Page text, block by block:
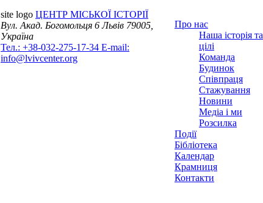
site logo ЦЕНТР МІСЬКОЇ ІСТОРІЇ
Вул. Акад. Богомольця 6Львів 79005,
Україна
Тел.: +38-032-275-17-34 E-mail:
info@lvivcenter.org
Про нас
Наша історія та
цілі
Команда
Будинок
Співпраця
Стажування
Новини
Медіа і ми
Розсилка
Події
Бібліотека
Календар
Крамниця
Контакти